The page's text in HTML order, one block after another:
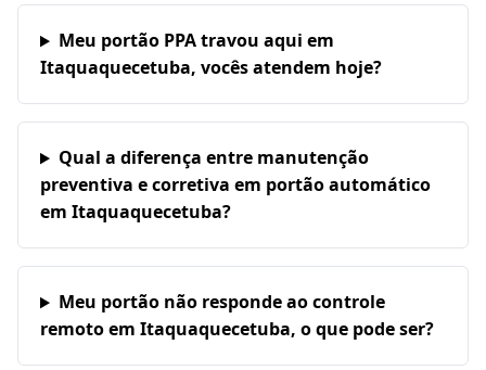
Meu portão PPA travou aqui em
Itaquaquecetuba, vocês atendem hoje?
Qual a diferença entre manutenção
preventiva e corretiva em portão automático
em Itaquaquecetuba?
Meu portão não responde ao controle
remoto em Itaquaquecetuba, o que pode ser?